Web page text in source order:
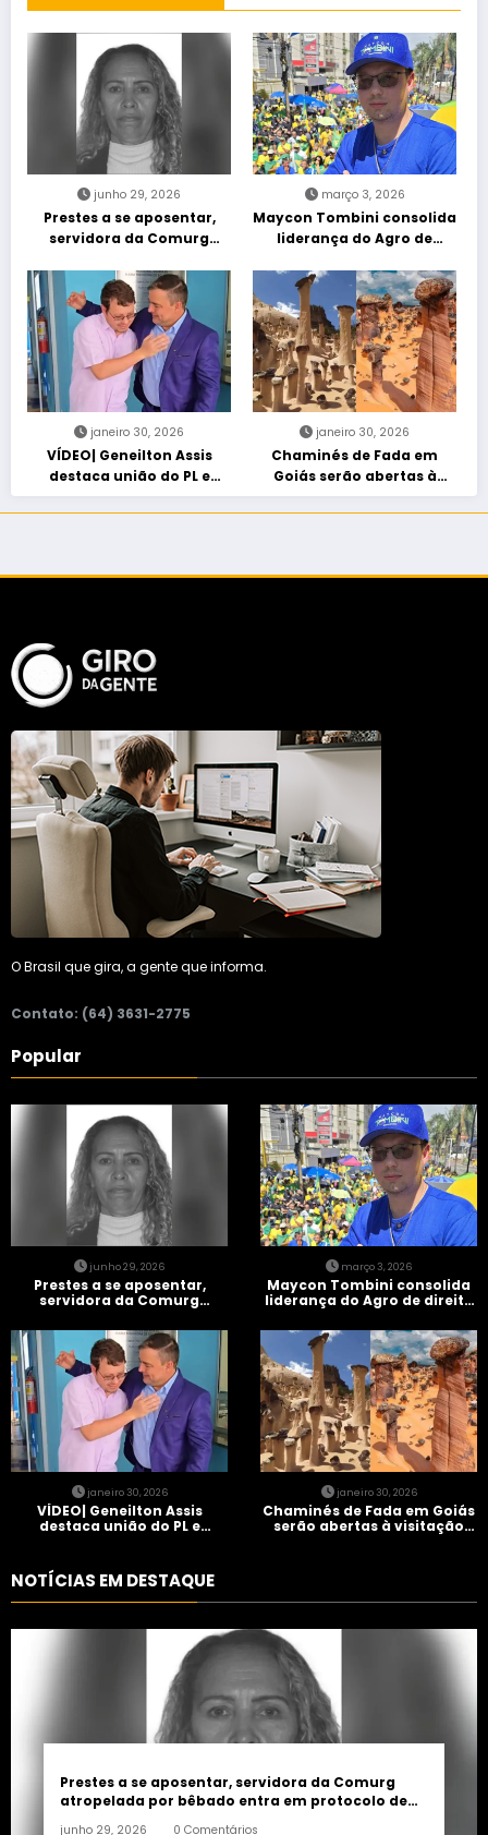
junho 29, 2026
Prestes a se aposentar,
servidora da Comurg
entra em protocolo de
morte encefálica
março 3, 2026
Maycon Tombini consolida
liderança do Agro de
“Acorda Brasil” em Goiânia
janeiro 30, 2026
VÍDEO| Geneilton Assis
destaca união do PL e
consolidação de apoio a
Maycon Tombini em Jataí
janeiro 30, 2026
Chaminés de Fada em
Goiás serão abertas à
visitação controlada
O Brasil que gira, a gente que informa.
Contato: (64) 3631-2775
Popular
junho 29, 2026
Prestes a se aposentar,
servidora da Comurg
entra em protocolo de
morte encefálica
março 3, 2026
Maycon Tombini consolida
liderança do Agro de direita
Brasil” em Goiânia
janeiro 30, 2026
VÍDEO| Geneilton Assis
destaca união do PL e
janeiro 30, 2026
Chaminés de Fada em Goiás
serão abertas à visitação
NOTÍCIAS EM DESTAQUE
Prestes a se aposentar, servidora da Comurg
atropelada por bêbado entra em protocolo de
junho 29, 2026 0 Comentários